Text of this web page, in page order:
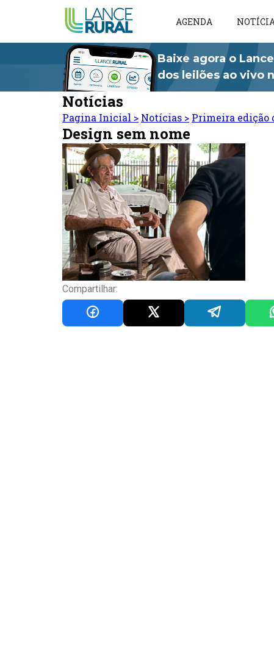
AGENDA
Baixe agora o
dos leilões ao vivo
Notícias
Pagina Inicial > Notícias > Primeira edição
Design sem nome
Compartilhar: